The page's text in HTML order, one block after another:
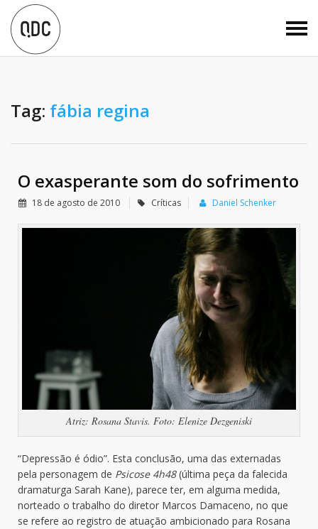
Tag: fábia regina
O exasperante som do sofrimento
18 de agosto de 2010 Críticas Daniel Schenker
Atriz: Rosana Stavis. Foto: Elenize Dezgeniski
“Depressão é ódio”. Esta conclusão, uma das externadas
pela personagem de Psicose 4h48(última peça da falecida
dramaturga Sarah Kane), parece ter, em alguma medida,
norteado o trabalho do diretor Marcos Damaceno, no que
se refere ao registro de atuação ambicionado para Rosana